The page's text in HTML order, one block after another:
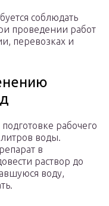
соблюдать
проведении работ
перевозках и
рабочего
литров воды.
в
раствор до
воду,